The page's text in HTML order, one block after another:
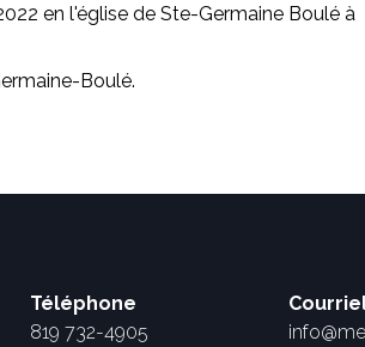
en l'église de Ste-Germaine Boulé à
Boulé.
Téléphone
819 732-4905